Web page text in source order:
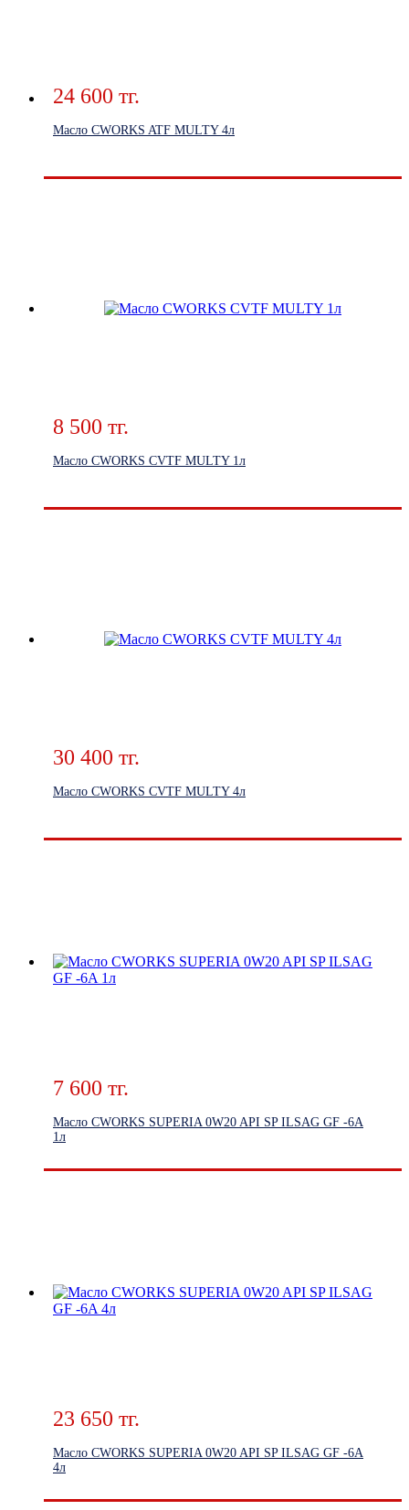
24 600 тг.
Масло CWORKS ATF MULTY 4л
8 500 тг.
Масло CWORKS CVTF MULTY 1л
30 400 тг.
Масло CWORKS CVTF MULTY 4л
7 600 тг.
Масло CWORKS SUPERIA 0W20 API SP ILSAG GF -6A
1л
23 650 тг.
Масло CWORKS SUPERIA 0W20 API SP ILSAG GF -6A
4л